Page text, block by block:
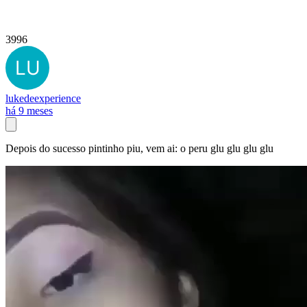
3996
lukedeexperience
há 9 meses
Depois do sucesso pintinho piu, vem ai: o peru glu glu glu glu